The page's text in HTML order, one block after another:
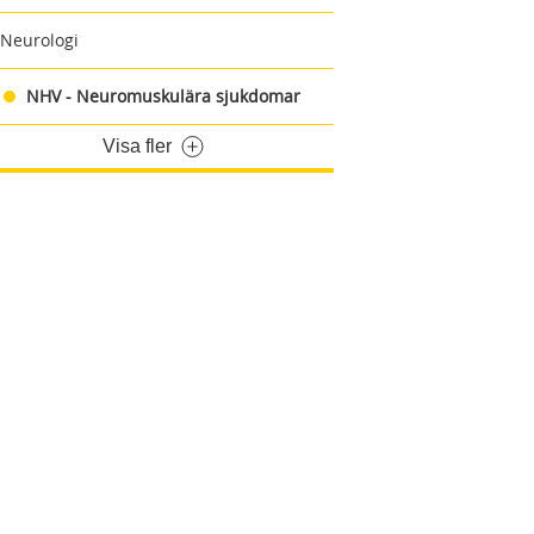
Neurologi
NHV - Neuromuskulära sjukdomar
Visa fler